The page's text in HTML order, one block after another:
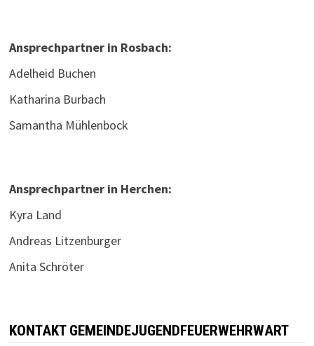
Ansprechpartner in Rosbach:
Adelheid Buchen
Katharina Burbach
Samantha Mühlenbock
Ansprechpartner in Herchen:
Kyra Land
Andreas Litzenburger
Anita Schröter
KONTAKT GEMEINDEJUGENDFEUERWEHRWART